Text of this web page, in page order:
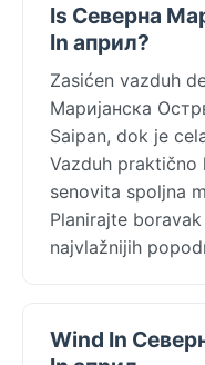
Is Северна
In април?
Zasićen vazduh
Маријанска
Saipan, dok je
Vazduh praktično
senovita spoljna
Planirajte
najvlažnijih
Wind In